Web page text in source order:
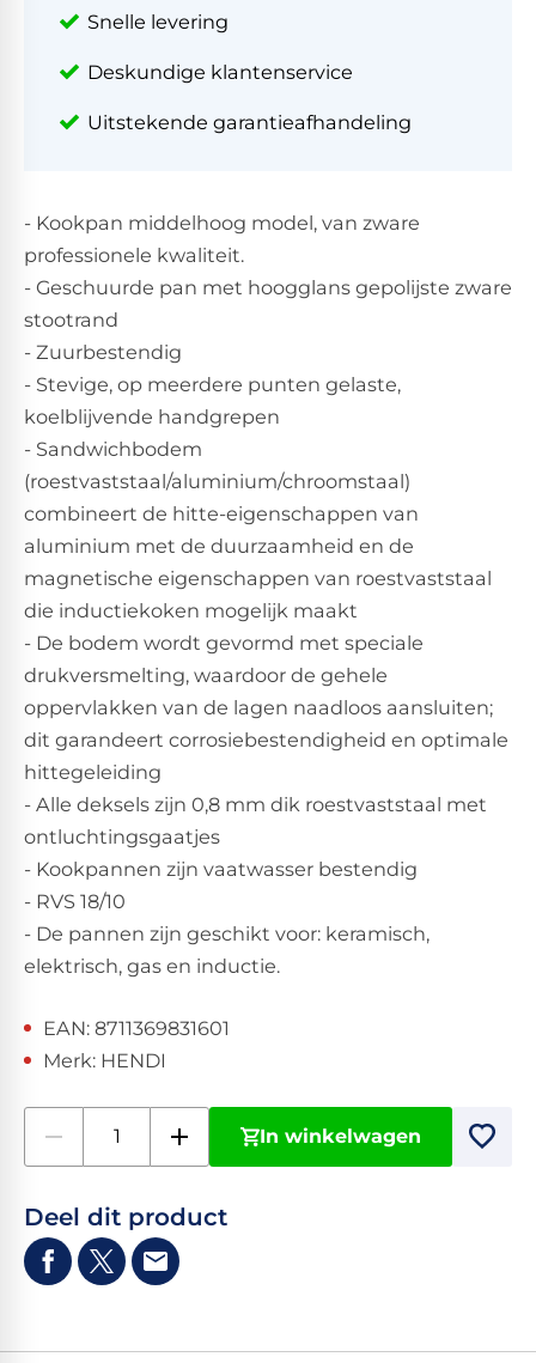
Snelle levering
Deskundige klantenservice
Uitstekende garantieafhandeling
- Kookpan middelhoog model, van zware
professionele kwaliteit.
- Geschuurde pan met hoogglans gepolijste zware
stootrand
- Zuurbestendig
- Stevige, op meerdere punten gelaste,
koelblijvende handgrepen
- Sandwichbodem
(roestvaststaal/aluminium/chroomstaal)
combineert de hitte-eigenschappen van
aluminium met de duurzaamheid en de
magnetische eigenschappen van roestvaststaal
die inductiekoken mogelijk maakt
- De bodem wordt gevormd met speciale
drukversmelting, waardoor de gehele
oppervlakken van de lagen naadloos aansluiten;
dit garandeert corrosiebestendigheid en optimale
hittegeleiding
- Alle deksels zijn 0,8 mm dik roestvaststaal met
ontluchtingsgaatjes
- Kookpannen zijn vaatwasser bestendig
- RVS 18/10
- De pannen zijn geschikt voor: keramisch,
elektrisch, gas en inductie.
EAN: 8711369831601
Merk: HENDI
In winkelwagen
Deel dit product